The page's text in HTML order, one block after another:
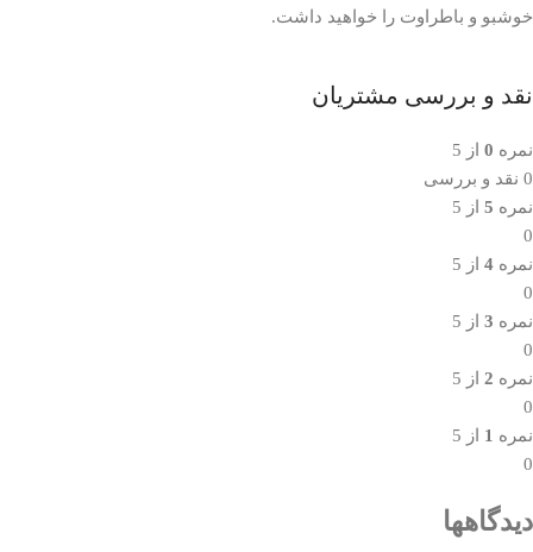
خوشبو و باطراوت را خواهید داشت.
نقد و بررسی مشتریان
نمره 0 از 5
0 نقد و بررسی
نمره 5 از 5
0
نمره 4 از 5
0
نمره 3 از 5
0
نمره 2 از 5
0
نمره 1 از 5
0
دیدگاهها